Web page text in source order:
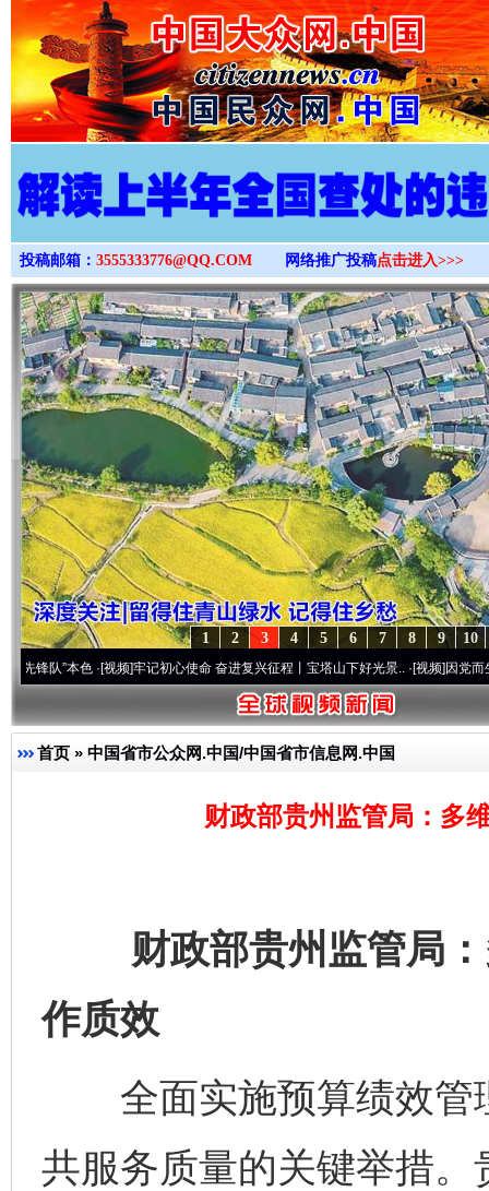
>
投稿邮箱： 3555333776@QQ.COM 网络推广投稿点击进入>>>
10
9
8
7
6
5
4
3
2
1
色·[视频]牢记初心使命 奋进复兴征程丨宝塔山下好光景..·[视频]因党而生 为党而
首页 » 中国省市公众网.中国/中国省市信息网.中国
财政部贵州监管局：多
财政部贵州监管局：
作质效
全面实施预算绩效管
共服务质量的关键举措